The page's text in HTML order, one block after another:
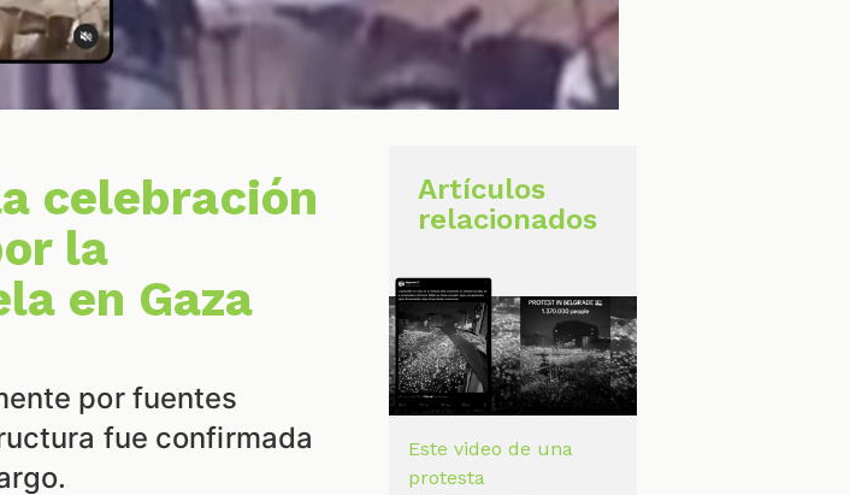
celebración
la
en Gaza
por fuentes
fue confirmada
Artículos
relacionados
Este video de una
protesta